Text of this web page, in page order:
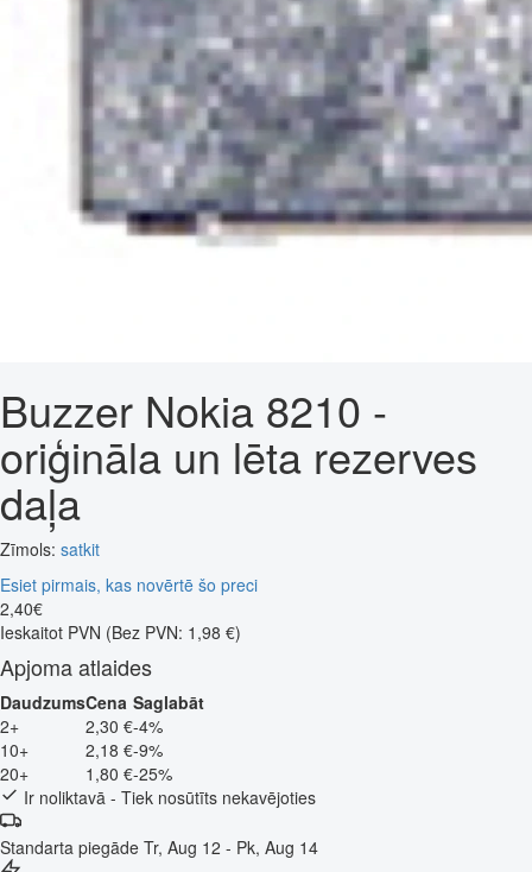
Buzzer Nokia 8210 -
oriģināla un lēta rezerves
daļa
Zīmols: satkit
Esiet pirmais, kas novērtē šo preci
2,40€
Ieskaitot PVN (Bez PVN: 1,98 €)
Apjoma atlaides
DaudzumsCena Saglabāt
2+
2,30 €-4%
10+
2,18 €-9%
20+
1,80 €-25%
Ir noliktavā - Tiek nosūtīts nekavējoties
Standarta piegāde Tr, Aug 12 - Pk, Aug 14